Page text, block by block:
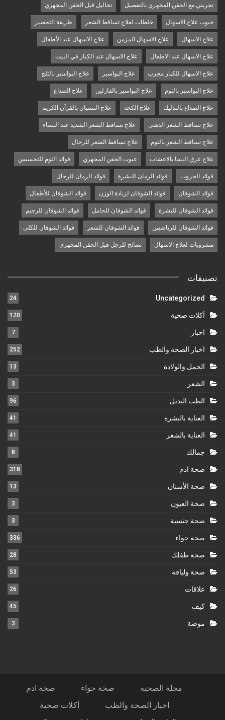
تجربتي مع الحقن المجهري بالتفصيل تحاليل قبل الحقن المجهري
حبوب علاج الاسهال خلطات لعلاج تساقط الشعر طريقة التحضير
علاج الاسهال علاج الاسهال المزمن علاج الاسهال عند الأطفال
علاج الاسهال عند الاطفال علاج الاسهال عند الكبار في البيت
علاج الاسهال للكبار مجرب علاج البواسير علاج البواسير بالثلج
علاج البواسير بالثوم علاج البواسير بالفازلين علاج الصداع
علاج الصداع بالتدليك علاج الكحة علاج النسيان بالقرآن الكريم
علاج تساقط الشعر الدهني علاج تساقط الشعر الشديد عند النساء
علاج تساقط الشعر بالثوم علاج تساقط الشعر للرجال
علاج عرق النسا بالاعشاب عيوب الحقن المجهري فوائد الثوم للتخسيس
فوائد الخروب فوائد الرمان للبشرة فوائد الرمان للرجال
فوائد الشوفان فوائد الشوفان لزيادة الوزن فوائد الشوفان للأطفال
فوائد الشوفان للبشرة فوائد الشوفان للحامل فوائد الشوفان للرجيم
فوائد الشوفان للرياضيين فوائد الشوفان للشعر فوائد الشوفان للكلى
مشروبات لعلاج الاسهال نصائح للرجل قبل الحقن المجهري
تصنيفات
Uncategorized
24
أكلات صحية 120
اخبار 7
اخبار الصحة والطب 252
الحمل والولادة 13
الشعر 3
الطب البديل 96
العناية بالبشرة 41
العناية بالشعر 41
جمالك 8
صحة ادم 318
صحة الأسنان 13
صحة العيون 3
صحة جنسية 3
صحة حواء 336
صحة طفلك 28
صحة ولياقة 53
علاقات 26
كيف 45
موضة 3
مجلة الصحبة صحة حواء
صحة ادم
اخبار الصحة والطب
أكلات صحية